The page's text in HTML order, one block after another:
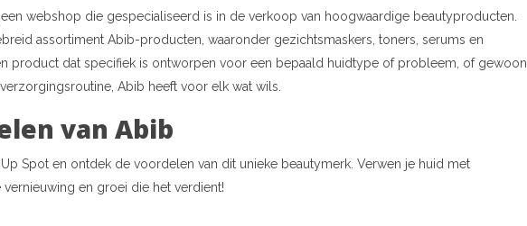
webshop die gespecialiseerd is in de verkoop van hoogwaardige beautyproducten.
assortiment Abib-producten, waaronder gezichtsmaskers, toners, serums en
product dat specifiek is ontworpen voor een bepaald huidtype of probleem, of gewoon
Abib heeft voor elk wat wils.
van Abib
Spot en ontdek de voordelen van dit unieke beautymerk. Verwen je huid met
en groei die het verdient!